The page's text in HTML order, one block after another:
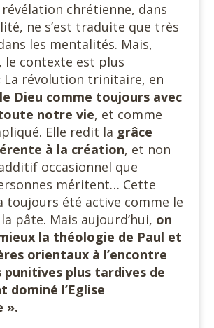
chrétienne, dans
ne s’est traduite que très
les mentalités. Mais,
le contexte est plus
La révolution trinitaire, en
Dieu comme toujours avec
notre vie, et comme
Elle redit la grâce
à la création, et non
occasionnel que
méritent… Cette
toujours été active comme le
pâte. Mais aujourd’hui, on
la théologie de Paul et
orientaux à l’encontre
punitives plus tardives de
dominé l’Eglise
».